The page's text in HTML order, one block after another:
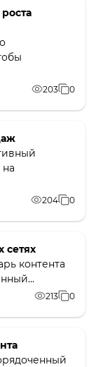
203 0
204 0
сетях
контента
213 0